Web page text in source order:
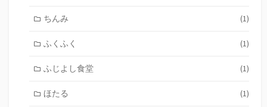
ちんみ (1)
ふくふく (1)
ふじよし食堂 (1)
ほたる (1)